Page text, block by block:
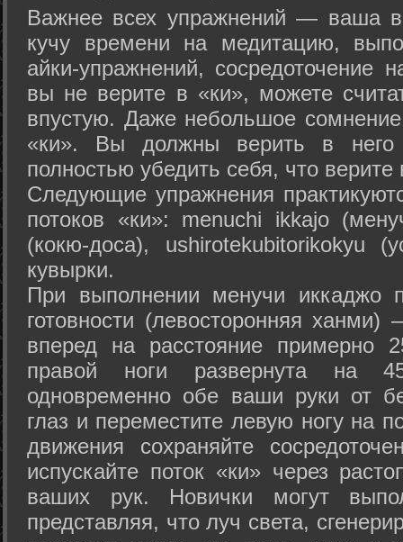
Важнее всех упражнений — ваша
кучу времени на медитацию,
айки-упражнений, сосредоточение
вы не верите в «ки», можете
впустую. Даже небольшое сомнение
«ки». Вы должны верить в
полностью убедить себя, что верите
Следующие упражнения
потоков «ки»: menuchi ikkajo
(кокю-доса), ushiro­tekubitori­kokyu
кувырки.
При выполнении менучи иккаджо
готовности (левосторонняя
вперед на расстояние примерно
правой ноги развернута на
одновременно обе ваши руки от
глаз и переместите левую ногу на
движения сохраняйте
испускайте поток «ки» через
ваших рук. Новички могут
представляя, что луч света,